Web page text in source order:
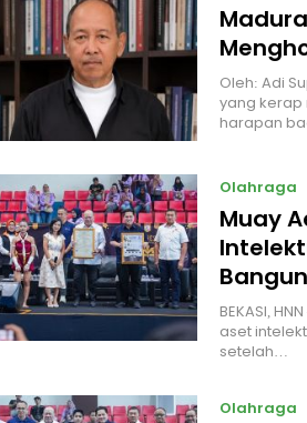
Oleh: Adi
yang kerap
harapan
Olahraga
Muay
BEKASI,
aset
setelah…
Olahraga